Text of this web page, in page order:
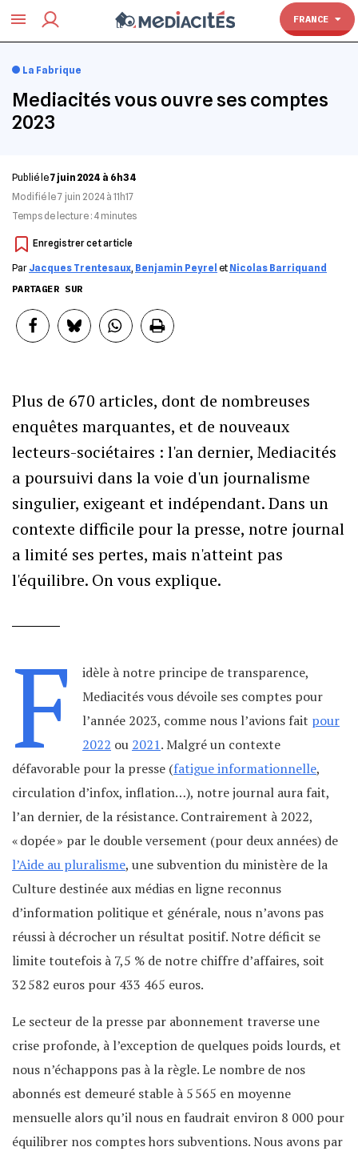
FRANCE
TOULOUSE
La Fabrique
Mediacités vous ouvre ses comptes
2023
Publié le7 juin 2024 à 6h34
Modifié le7 juin 2024 à 11h17
Temps de lecture : 4 minutes
Par Jacques Trentesaux Benjamin Peyrel et Nicolas Barriquand
PARTAGER SUR
Plus de 670 articles, dont de nombreuses
enquêtes marquantes, et de nouveaux
lecteurs-sociétaires : l'an dernier, Mediacités
a poursuivi dans la voie d'un journalisme
singulier, exigeant et indépendant. Dans un
contexte difficile pour la presse, notre journal
a limité ses pertes, mais n'atteint pas
l'équilibre. On vous explique.
F
idèle à notre principe de transparence,
Mediacités vous dévoile ses comptes pour
l’année 2023, comme nous l’avions fait pour
2022 ou 2021. Malgré un contexte
défavorable pour la presse (fatigue informationnelle,
circulation d’infox, inflation…), notre journal aura fait,
l’an dernier, de la résistance. Contrairement à 2022,
« dopée » par le double versement (pour deux années) de
l’Aide au pluralisme, une subvention du ministère de la
Culture destinée aux médias en ligne reconnus
d’information politique et générale, nous n’avons pas
réussi à décrocher un résultat positif. Notre déficit se
limite toutefois à 7,5 % de notre chiffre d’affaires, soit
32 582 euros pour 433 465 euros.
Le secteur de la presse par abonnement traverse une
crise profonde, à l’exception de quelques poids lourds, et
nous n’échappons pas à la règle. Le nombre de nos
abonnés est demeuré stable à 5 565 en moyenne
mensuelle alors qu’il nous en faudrait environ 8 000 pour
équilibrer nos comptes hors subventions. Nous avons par